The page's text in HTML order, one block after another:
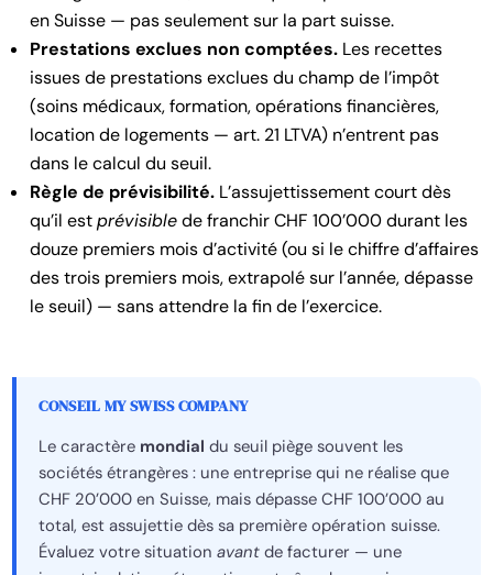
en Suisse — pas seulement sur la part suisse.
Prestations exclues non comptées. Les recettes
issues de prestations exclues du champ de l’impôt
(soins médicaux, formation, opérations financières,
location de logements — art. 21 LTVA) n’entrent pas
dans le calcul du seuil.
Règle de prévisibilité. L’assujettissement court dès
qu’il estprévisiblede franchir CHF 100’000 durant les
douze premiers mois d’activité (ou si le chiffre d’affaires
des trois premiers mois, extrapolé sur l’année, dépasse
le seuil) — sans attendre la fin de l’exercice.
CONSEIL MY SWISS COMPANY
Le caractère mondial du seuil piège souvent les
sociétés étrangères : une entreprise qui ne réalise que
CHF 20’000 en Suisse, mais dépasse CHF 100’000 au
total, est assujettie dès sa première opération suisse.
Évaluez votre situationavant de facturer — une